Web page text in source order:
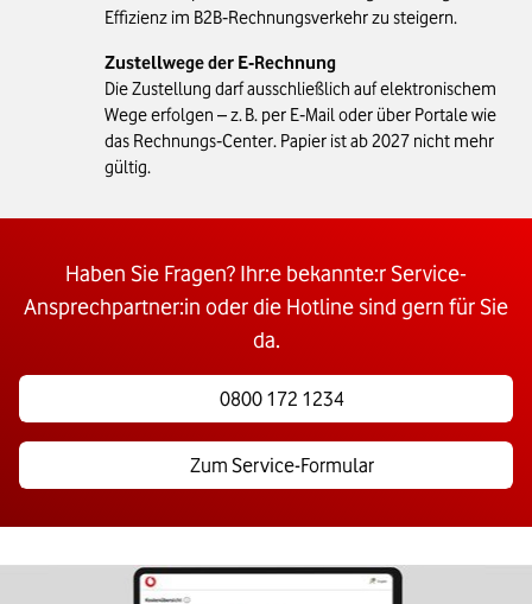
Effizienz im B2B‑Rechnungsverkehr zu steigern.
Zustellwege der E‑Rechnung
Die Zustellung darf ausschließlich auf elektronischem
Wege erfolgen – z. B. per E‑Mail oder über Portale wie
das Rechnungs‑Center. Papier ist ab 2027 nicht mehr
gültig.
Haben Sie Fragen? Ihr:e bekannte:r Service-
Ansprechpartner:in oder die Hotline sind gern für Sie
da.
0800 172 1234
Zum Service-Formular